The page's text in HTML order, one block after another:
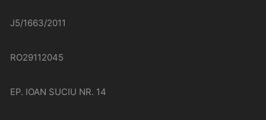
J5/1663/2011
RO29112045
EP. IOAN SUCIU NR. 14